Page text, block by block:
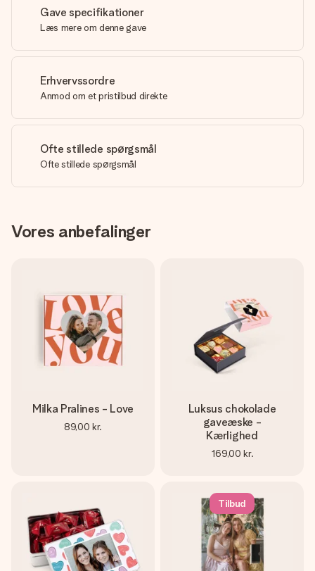
Gave specifikationer
Læs mere om denne gave
Erhvervssordre
Anmod om et pristilbud direkte
Ofte stillede spørgsmål
Ofte stillede spørgsmål
Vores anbefalinger
Milka Pralines - Love
89,00 kr.
Luksus chokolade
gaveæske -
Kærlighed
169,00 kr.
Tilbud